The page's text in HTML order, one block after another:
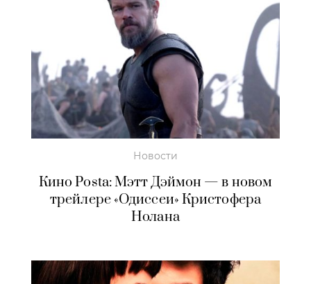
Новости
Кино Posta: Мэтт Дэймон — в новом
трейлере «Одиссеи» Кристофера
Нолана